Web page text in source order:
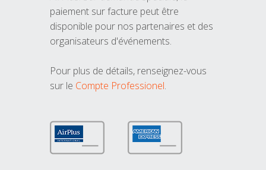
paiement sur facture peut être
disponible pour nos partenaires et des
organisateurs d'événements.
Pour plus de détails, renseignez-vous
sur le Compte Professionel.